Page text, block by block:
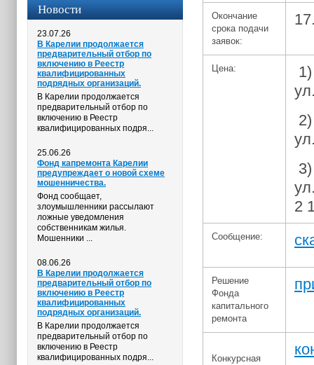
Новости
23.07.26
В Карелии продолжается
предварительный отбор по
включению в Реестр
квалифицированных
подрядных организаций.
В Карелии продолжается
предварительный отбор по
включению в Реестр
квалифицированных подря...
25.06.26
Фонд капремонта Карелии
предупреждает о новой схеме
мошенничества.
Фонд сообщает,
злоумышленники рассылают
ложные уведомления
собственникам жилья.
Мошенники ...
08.06.26
В Карелии продолжается
предварительный отбор по
включению в Реестр
квалифицированных
подрядных организаций.
В Карелии продолжается
предварительный отбор по
включению в Реестр
квалифицированных подря...
Окончание
срока подачи
заявок:
Цена:
2
Сообщение:
Решение
Фонда
капитального
ремонта
Конкурсная